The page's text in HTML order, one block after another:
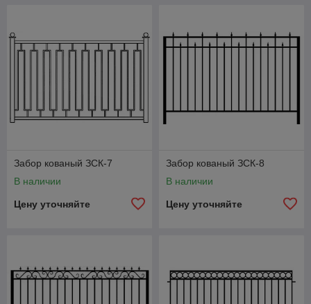
Забор кованый ЗСК-7
В наличии
Цену уточняйте
Забор кованый ЗСК-8
В наличии
Цену уточняйте